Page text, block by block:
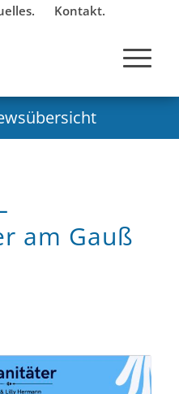
Kontakt.
am Gauß